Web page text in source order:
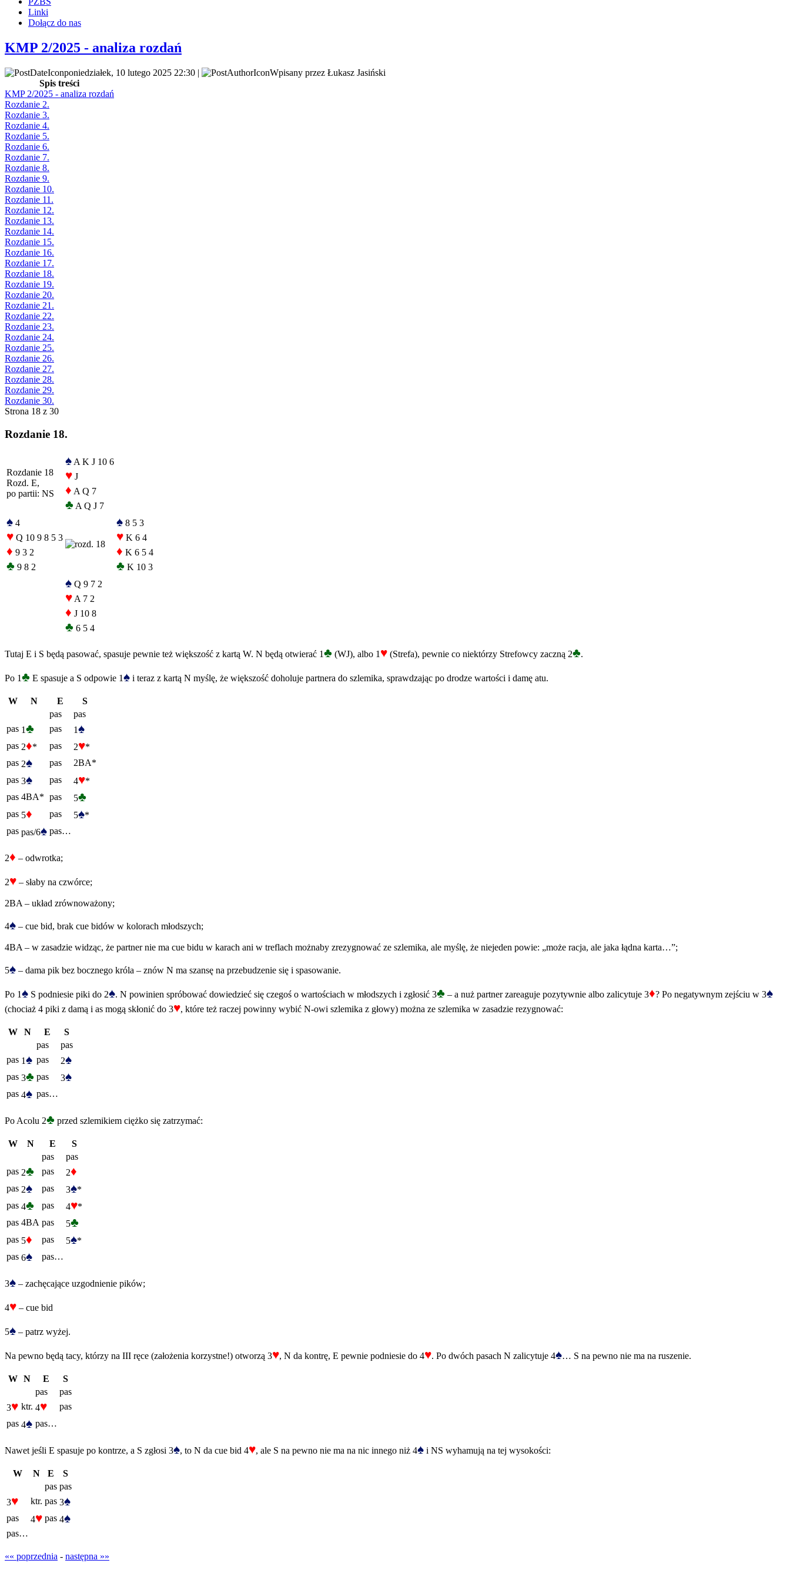
Linki
Dołącz do nas
KMP 2/2025 - analiza rozdań
poniedziałek, 10 lutego 2025 22:30 |
Wpisany przez Łukasz Jasiński
Spis treści
KMP 2/2025 - analiza rozdań
Rozdanie 2.
Rozdanie 3.
Rozdanie 4.
Rozdanie 5.
Rozdanie 6.
Rozdanie 7.
Rozdanie 8.
Rozdanie 9.
Rozdanie 10.
Rozdanie 11.
Rozdanie 12.
Rozdanie 13.
Rozdanie 14.
Rozdanie 15.
Rozdanie 16.
Rozdanie 17.
Rozdanie 18.
Rozdanie 19.
Rozdanie 20.
Rozdanie 21.
Rozdanie 22.
Rozdanie 23.
Rozdanie 24.
Rozdanie 25.
Rozdanie 26.
Rozdanie 27.
Rozdanie 28.
Rozdanie 29.
Rozdanie 30.
Strona 18 z 30
Rozdanie 18.
Rozdanie 18
Rozd. E,
po partii: NS
♠ A K J 10 6
♥ J
♦ A Q 7
♣ A Q J 7
♠ 4
♥ Q 10 9 8 5 3
♦ 9 3 2
♣ 9 8 2
♠ 8 5 3
♥ K 6 4
♦ K 6 5 4
♣ K 10 3
♠ Q 9 7 2
♥ A 7 2
♦ J 10 8
♣ 6 5 4
Tutaj E i S będą pasować, spasuje pewnie też większość z kartą W. N będą otwierać 1♣ (WJ), albo 1 ♥ (Strefa), pewnie co niektórzy Strefowcy zaczną 2♣.
Po 1♣ E spasuje a S odpowie 1♠ i teraz z kartą N myślę, że większość doholuje partnera do szlemika, sprawdzając po drodze wartości i damę atu.
W N E
S
pas
pas
pas 1♣ pas 1♠
pas 2♦* pas 2♥*
pas 2♠ pas
2BA*
pas 3♠ pas 4♥*
pas 4BA* pas 5♣
pas 5♦ pas 5♠*
pas pas/6♠ pas…
2♦ – odwrotka;
2♥ – słaby na czwórce;
2BA – układ zrównoważony;
4♠ – cue bid, brak cue bidów w kolorach młodszych;
4BA – w zasadzie widząc, że partner nie ma cue bidu w karach ani w treflach możnaby zrezygnować ze szlemika, ale myślę, że niejeden powie: „może racja, ale jaka łądna karta…”;
5♠ – dama pik bez bocznego króla – znów N ma szansę na przebudzenie się i spasowanie.
Po 1♠ S podniesie piki do 2♠. N powinien spróbować dowiedzieć się czegoś o wartościach w młodszych i zgłosić 3♣ – a nuż partner zareaguje pozytywnie albo zalicytuje 3♦? Po negatywnym zejściu w 3♠
(chociaż 4 piki z damą i as mogą skłonić do 3♥, które też raczej powinny wybić N-owi szlemika z głowy) można ze szlemika w zasadzie rezygnować:
W N E
S
pas
pas
pas 1♠ pas 2♠
pas 3♣ pas 3♠
pas 4♠ pas…
Po Acolu 2♣ przed szlemikiem ciężko się zatrzymać:
W N E
S
pas
pas
pas 2♣ pas 2♦
pas 2♠ pas 3♠*
pas 4♣ pas 4♥*
pas 4BA pas 5♣
pas 5♦ pas 5♠*
pas 6♠ pas…
3♠ – zachęcające uzgodnienie pików;
4♥ – cue bid
5♠ – patrz wyżej.
Na pewno będą tacy, którzy na III ręce (założenia korzystne!) otworzą 3♥, N da kontrę, E pewnie podniesie do 4♥. Po dwóch pasach N zalicytuje 4♠… S na pewno nie ma na ruszenie.
W N E
S
pas
pas
3♥ ktr. 4♥
pas
pas 4♠ pas…
Nawet jeśli E spasuje po kontrze, a S zgłosi 3♠, to N da cue bid 4♥, ale S na pewno nie ma na nic innego niż 4♠ i NS wyhamują na tej wysokości:
W N E
S
pas pas
3♥ ktr. pas 3♠
pas 4♥ pas 4♠
pas…
«« poprzednia - następna »»